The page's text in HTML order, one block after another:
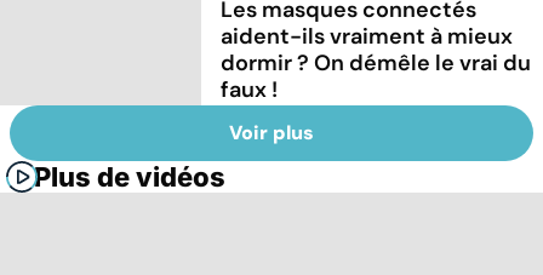
Les masques connectés
aident-ils vraiment à mieux
dormir ? On démêle le vrai du
faux !
Voir plus
Plus de vidéos